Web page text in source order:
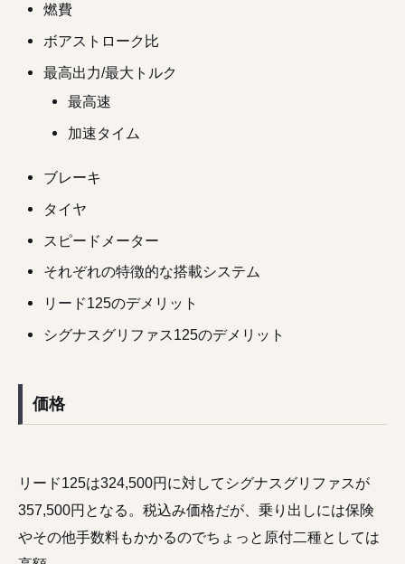
燃費
ボアストローク比
最高出力/最大トルク
最高速
加速タイム
ブレーキ
タイヤ
スピードメーター
それぞれの特徴的な搭載システム
リード125のデメリット
シグナスグリファス125のデメリット
価格
リード125は324,500円に対してシグナスグリファスが
357,500円となる。税込み価格だが、乗り出しには保険
やその他手数料もかかるのでちょっと原付二種としては